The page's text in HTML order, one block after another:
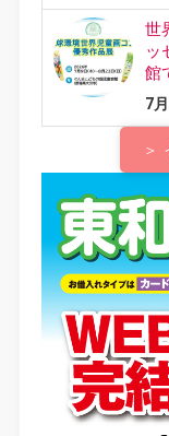
＞